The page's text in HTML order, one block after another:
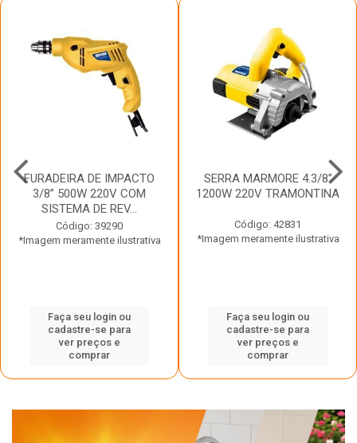
FURADEIRA DE IMPACTO
3/8” 500W 220V COM
SISTEMA DE REV...
Código: 39290
*Imagem meramente ilustrativa
Faça seu login ou
cadastre-se para
ver preços e
comprar
SERRA MARMORE 4.3/8”
1200W 220V TRAMONTINA
Código: 42831
*Imagem meramente ilustrativa
Faça seu login ou
cadastre-se para
ver preços e
comprar